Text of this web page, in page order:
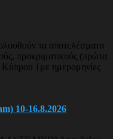
τα αποτελέσματα
προκριματικούς (πρώτα
{με ημερομηνίες
10-16.8.2026